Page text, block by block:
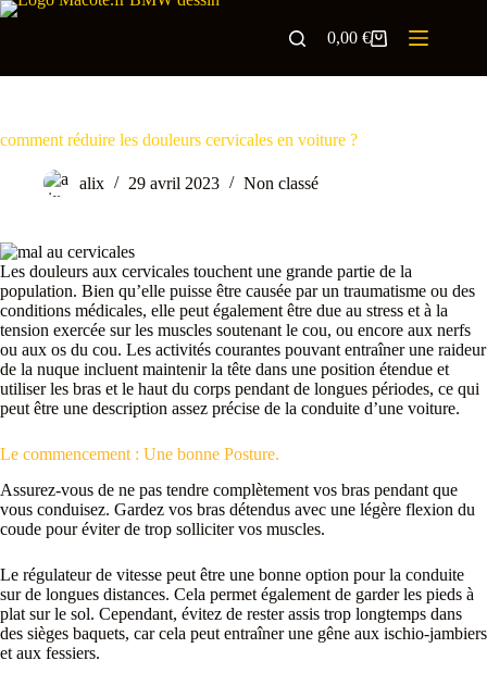
0,00€
comment réduire les douleurs cervicales en voiture ?
alix 29 avril 2023 Non classé
Les douleurs aux cervicales touchent une grande partie de la
population. Bien qu’elle puisse être causée par un traumatisme ou des
conditions médicales, elle peut également être due au stress et à la
tension exercée sur les muscles soutenant le cou, ou encore aux nerfs
ou aux os du cou. Les activités courantes pouvant entraîner une raideur
de la nuque incluent maintenir la tête dans une position étendue et
utiliser les bras et le haut du corps pendant de longues périodes, ce qui
peut être une description assez précise de la conduite d’une voiture.
Le commencement : Une bonne Posture.
Assurez-vous de ne pas tendre complètement vos bras pendant que
vous conduisez. Gardez vos bras détendus avec une légère flexion du
coude pour éviter de trop solliciter vos muscles.
Le régulateur de vitesse peut être une bonne option pour la conduite
sur de longues distances. Cela permet également de garder les pieds à
plat sur le sol. Cependant, évitez de rester assis trop longtemps dans
des sièges baquets, car cela peut entraîner une gêne aux ischio-jambiers
et aux fessiers.